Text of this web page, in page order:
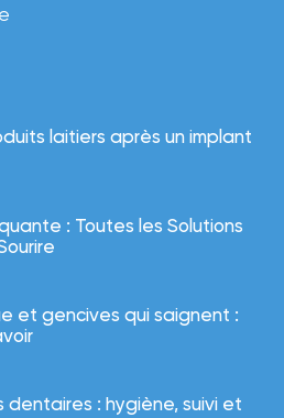
laitiers après un implant
: Toutes les Solutions
et gencives qui saignent :
dentaires : hygiène, suivi et